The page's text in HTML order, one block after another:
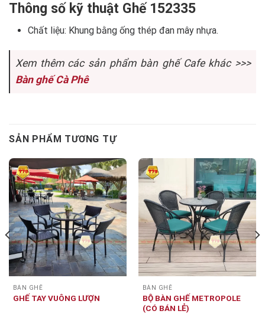
Thông số kỹ thuật Ghế 152335
Chất liệu: Khung bằng ống thép đan mây nhựa.
Xem thêm các sản phẩm bàn ghế Cafe khác >>>
Bàn ghế Cà Phê
SẢN PHẨM TƯƠNG TỰ
BÀN GHẾ
GHẾ TAY VUÔNG LƯỢN
BÀN GHẾ
BỘ BÀN GHẾ METROPOLE
(CÓ BÁN LẺ)